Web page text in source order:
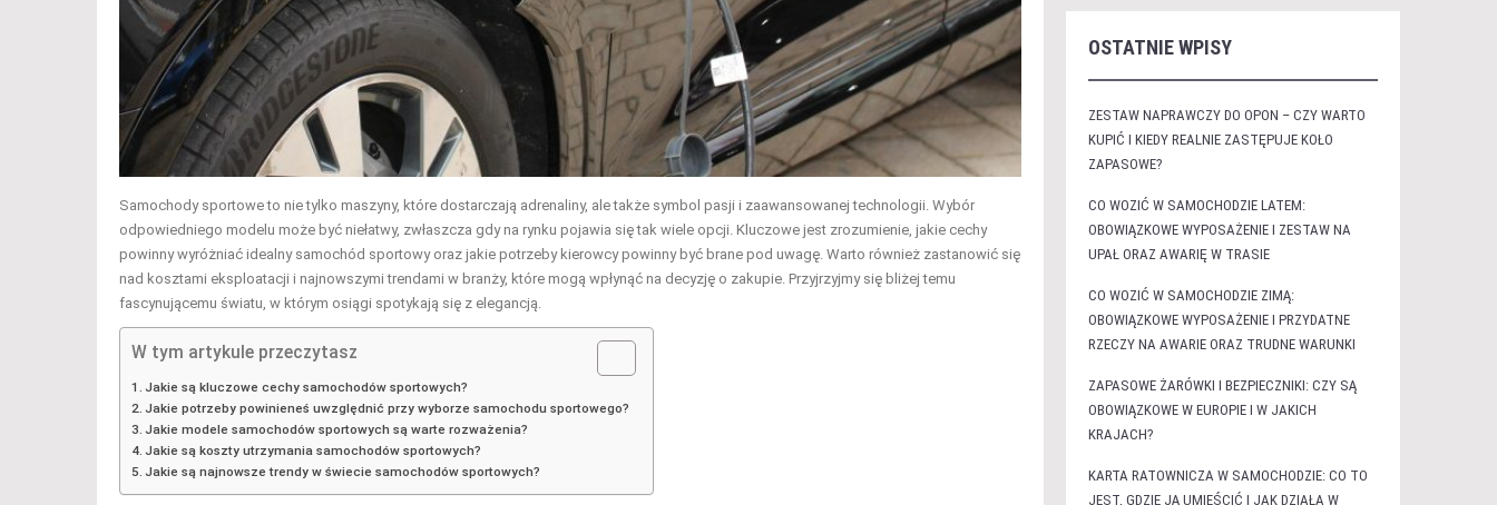
Samochody sportowe to nie tylko maszyny, które dostarczają adrenaliny, ale także symbol pasji i zaawansowanej technologii. Wybór
odpowiedniego modelu może być niełatwy, zwłaszcza gdy na rynku pojawia się tak wiele opcji. Kluczowe jest zrozumienie, jakie cechy
powinny wyróżniać idealny samochód sportowy oraz jakie potrzeby kierowcy powinny być brane pod uwagę. Warto również zastanowić się
nad kosztami eksploatacji i najnowszymi trendami w branży, które mogą wpłynąć na decyzję o zakupie. Przyjrzyjmy się bliżej temu
fascynującemu światu, w którym osiągi spotykają się z elegancją.
W tym artykule przeczytasz
Jakie są kluczowe cechy samochodów sportowych?
Jakie potrzeby powinieneś uwzględnić przy wyborze samochodu sportowego?
Jakie modele samochodów sportowych są warte rozważenia?
Jakie są koszty utrzymania samochodów sportowych?
Jakie są najnowsze trendy w świecie samochodów sportowych?
OSTATNIE WPISY
ZESTAW NAPRAWCZY DO OPON – CZY WARTO
KUPIĆ I KIEDY REALNIE ZASTĘPUJE KOŁO
ZAPASOWE?
CO WOZIĆ W SAMOCHODZIE LATEM:
OBOWIĄZKOWE WYPOSAŻENIE I ZESTAW NA
UPAŁ ORAZ AWARIĘ W TRASIE
CO WOZIĆ W SAMOCHODZIE ZIMĄ:
OBOWIĄZKOWE WYPOSAŻENIE I PRZYDATNE
RZECZY NA AWARIE ORAZ TRUDNE WARUNKI
ZAPASOWE ŻARÓWKI I BEZPIECZNIKI: CZY SĄ
OBOWIĄZKOWE W EUROPIE I W JAKICH
KRAJACH?
KARTA RATOWNICZA W SAMOCHODZIE: CO TO
JEST, GDZIE JĄ UMIEŚCIĆ I JAK DZIAŁA W